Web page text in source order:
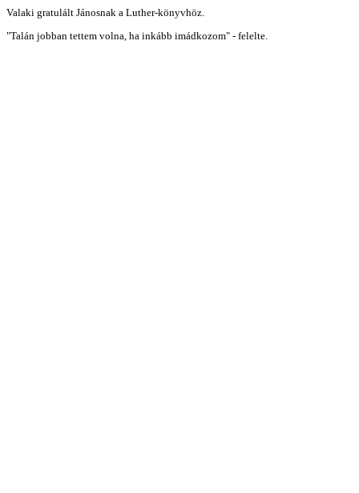
Valaki gratulált Jánosnak a Luther-könyvhöz.
"Talán jobban tettem volna, ha inkább imádkozom" - felelte.